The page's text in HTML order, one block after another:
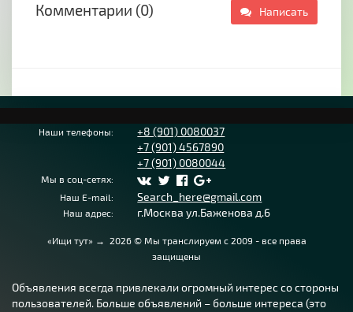
Комментарии (0) Написать
Наши телефоны:
+8 (901) 0080037
+7 (901) 4567890
+7 (901) 0080044
Мы в соц-сетях:
Наш E-mail:
Search_here@gmail.com
Наш адрес: г.Москва ул.Баженова д.6
«Ищи тут» → 2026© Мы транслируем с 2009 - все права
защищены
Объявления всегда привлекали огромный интерес со стороны
пользователей. Больше объявлений – больше интереса (это